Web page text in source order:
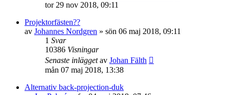
tor 29 nov 2018, 09:11
Projektorfästen??
av Johannes Nordgren » sön 06 maj 2018, 09:11
1 Svar
10386 Visningar
Senaste inläggetav Johan Fälth
mån 07 maj 2018, 13:38
Alternativ back-projection-duk